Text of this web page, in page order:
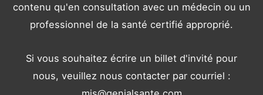
contenu qu'en consultation avec un médecin ou un
professionnel de la santé certifié approprié.
Si vous souhaitez écrire un billet d'invité pour
nous, veuillez nous contacter par courriel :